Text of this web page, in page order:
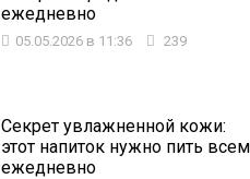
ежедневно
05.05.2026 в 11:36 239
Секрет увлажненной кожи:
этот напиток нужно пить всем
ежедневно